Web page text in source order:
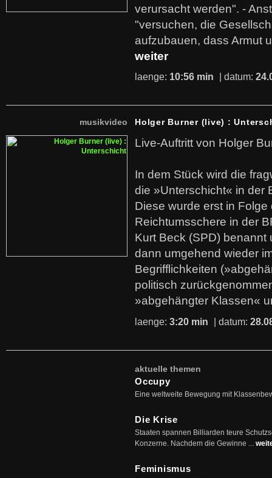
verursacht werden". -
"versuchen, die
aufzubauen, dass Armut
weiter
laenge: 10:56 min | datum:
musikvideo Holger Burner (live) :
Live-Auftritt von Holger
In dem Stück wird die
die »Unterschicht« in der
Diese wurde erst in
Reichtumsschere in der
Kurt Beck (SPD)
dann umgehend wieder
Begrifflichkeiten
politisch
»abgehängter Klassen«
laenge: 3:20 min | datum:
aktuelle themen
Occupy
Eine weltweite Bewegung mit
Die Krise
Staaten spannen Billiarden teure
Konzerne. Nachdem die Gewinne ...
Feminismus